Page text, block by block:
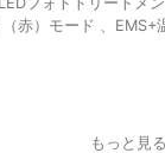
（赤）モード 、
もっと見る